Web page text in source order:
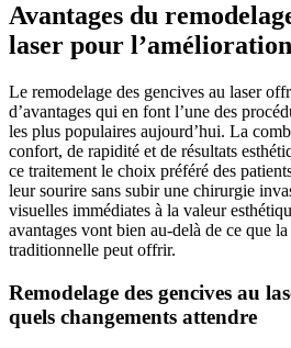
Avantages du
laser pour
Le remodelage des gencives au laser
d’avantages qui en font l’une des
les plus populaires aujourd’hui. La
confort, de rapidité et de résultats
ce traitement le choix préféré des
leur sourire sans subir une chirurgie
visuelles immédiates à la valeur
avantages vont bien au-delà de ce que
traditionnelle peut offrir.
Remodelage des gencives au
quels changements attendre